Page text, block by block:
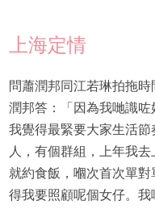
上海定情
問蕭潤邦同江若琳拍拖
潤邦答：「因為我哋識咗
我覺得最緊要大家生活
人，有個群組，上年我
就約食飯，嗰次首次單
得我要照顧呢個女仔。